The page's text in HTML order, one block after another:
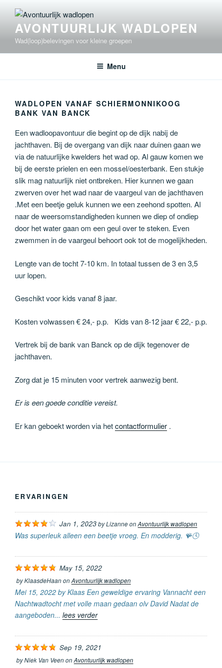
inhoud
AVONTUURLIJK WADLOPEN
Wad(loop)belevingen voor kleine groepen
Menu
WADLOPEN VANAF SCHIERMONNIKOOG
BANK VAN BANCK
Een wadloopavontuur die begint op de dijk nabij de
jachthaven. Bij de overgang van dijk naar duinen gaan we
via de natuurlijke kwelders het wad op. Al gauw komen we
bij de eerste prielen en een mossel/oesterbank. Een stukje
slik mag natuurlijk niet ontbreken. Hier kunnen we gaan
zwerven over het wad naar de vaargeul van de jachthaven
.Met een beetje geluk kunnen we een zeehond spotten. Al
naar de weersomstandigheden kunnen we diep of ondiep
door het water gaan om een geul over te steken. Even
zwemmen in de vaargeul behoort ook tot de mogelijkheden.
Lengte van de tocht 7-10 km. In totaal tussen de 3 en 3,5
uur lopen.
Geschikt voor kids vanaf 8 jaar.
Kosten volwassen € 24,- p.p. Kids van 8-12 jaar € 22,- p.p.
Vertrek bij de bank van Banck op de dijk tegenover de
jachthaven.
Zorg dat je 15 minuten voor vertrek aanwezig bent.
Er is een goede conditie vereist.
Er kan geboekt worden via hetcontactformulier .
ERVARINGEN
Jan 1, 2023byLizanneonAvontuurlijk wadlopen
Was superleuk alleen een beetje vroeg. En modderig. 🪸🕓
May 15, 2022
byKlaasdeHaanonAvontuurlijk wadlopen
Mei 15, 2022 by Klaas Een geweldige ervaring Vannacht een
Nachtwadtocht met volle maan gedaan olv David Nadat de
aangeboden... lees verder
Sep 19, 2021
byNiek Van VeenonAvontuurlijk wadlopen